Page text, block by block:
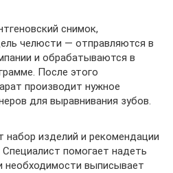
снимок,
челюсти — отправляются в
и обрабатываются в
После этого
производит нужное
для выравнивания зубов.
набор изделий и рекомендации
Специалист помогает надеть
необходимости выписывает